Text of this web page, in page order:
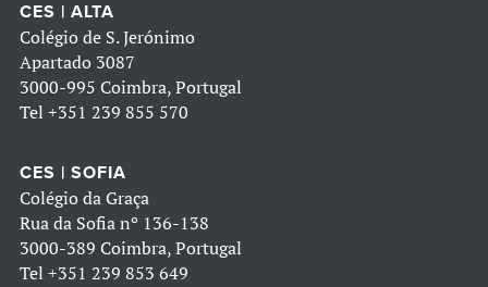
CES | ALTA
Colégio de S. Jerónimo
Apartado 3087
3000-995 Coimbra, Portugal
Tel +351 239 855 570
CES | SOFIA
Colégio da Graça
Rua da Sofia nº 136-138
3000-389 Coimbra, Portugal
Tel +351 239 853 649